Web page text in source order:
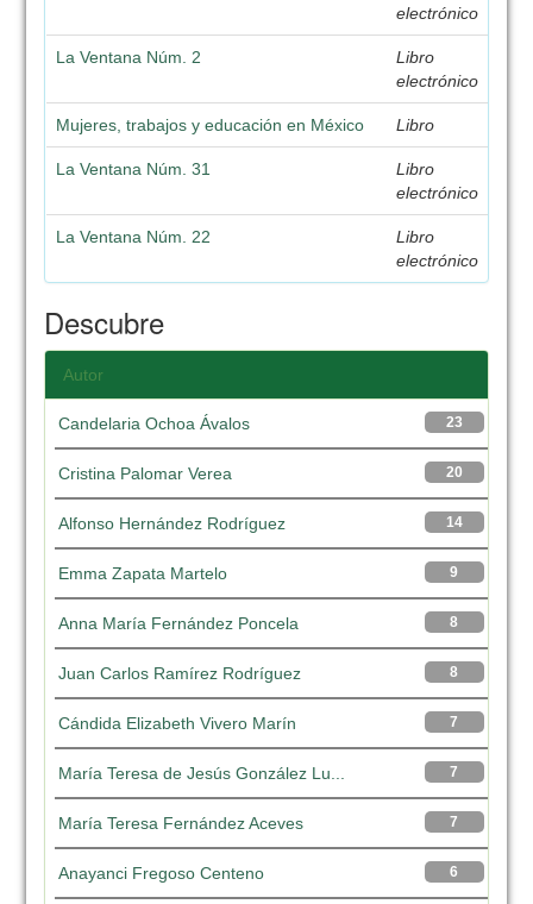
electrónico
La Ventana Núm. 2
Libro
electrónico
Mujeres, trabajos y educación en México Libro
La Ventana Núm. 31
Libro
electrónico
La Ventana Núm. 22
Libro
electrónico
Descubre
Autor
23
Candelaria Ochoa Ávalos
20
Cristina Palomar Verea
14
Alfonso Hernández Rodríguez
9
Emma Zapata Martelo
8
Anna María Fernández Poncela
8
Juan Carlos Ramírez Rodríguez
7
Cándida Elizabeth Vivero Marín
7
María Teresa de Jesús González Lu...
7
María Teresa Fernández Aceves
6
Anayanci Fregoso Centeno